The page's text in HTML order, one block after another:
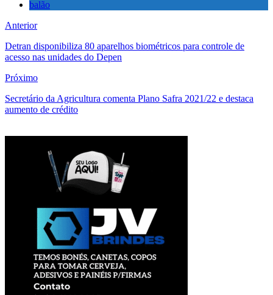
balão
Anterior
Detran disponibiliza 80 aparelhos biométricos para controle de
acesso nas unidades do Depen
Próximo
Secretário da Agricultura comenta Plano Safra 2021/22 e destaca
aumento de crédito